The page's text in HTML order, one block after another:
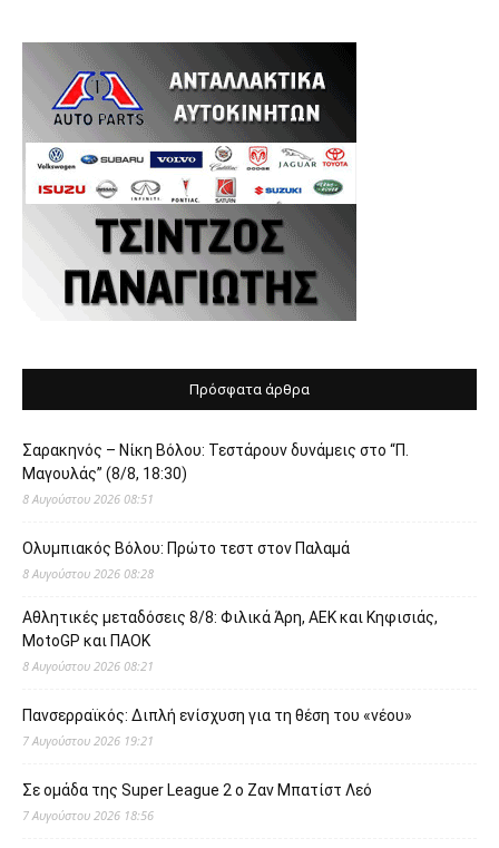
Πρόσφατα άρθρα
Σαρακηνός – Νίκη Βόλου: Τεστάρουν δυνάμεις στο “Π.
Μαγουλάς” (8/8, 18:30)
8 Αυγούστου 2026 08:51
Ολυμπιακός Βόλου: Πρώτο τεστ στον Παλαμά
8 Αυγούστου 2026 08:28
Αθλητικές μεταδόσεις 8/8: Φιλικά Άρη, ΑΕΚ και Κηφισιάς,
MotoGP και ΠΑΟΚ
8 Αυγούστου 2026 08:21
Πανσερραϊκός: Διπλή ενίσχυση για τη θέση του «νέου»
7 Αυγούστου 2026 19:21
Σε ομάδα της Super League 2 o Ζαν Μπατίστ Λεό
7 Αυγούστου 2026 18:56